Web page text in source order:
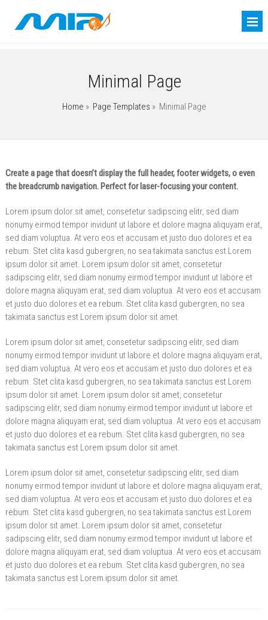
Minimal Page
Home » Page Templates » Minimal Page
Create a page that doesn’t display the full header, footer widgets, o even
the breadcrumb navigation. Perfect for laser-focusing your content.
Lorem ipsum dolor sit amet, consetetur sadipscing elitr, sed diam
nonumy eirmod tempor invidunt ut labore et dolore magna aliquyam erat,
sed diam voluptua. At vero eos et accusam et justo duo dolores et ea
rebum. Stet clita kasd gubergren, no sea takimata sanctus est Lorem
ipsum dolor sit amet. Lorem ipsum dolor sit amet, consetetur
sadipscing elitr, sed diam nonumy eirmod tempor invidunt ut labore et
dolore magna aliquyam erat, sed diam voluptua. At vero eos et accusam
et justo duo dolores et ea rebum. Stet clita kasd gubergren, no sea
takimata sanctus est Lorem ipsum dolor sit amet.
Lorem ipsum dolor sit amet, consetetur sadipscing elitr, sed diam
nonumy eirmod tempor invidunt ut labore et dolore magna aliquyam erat,
sed diam voluptua. At vero eos et accusam et justo duo dolores et ea
rebum. Stet clita kasd gubergren, no sea takimata sanctus est Lorem
ipsum dolor sit amet. Lorem ipsum dolor sit amet, consetetur
sadipscing elitr, sed diam nonumy eirmod tempor invidunt ut labore et
dolore magna aliquyam erat, sed diam voluptua. At vero eos et accusam
et justo duo dolores et ea rebum. Stet clita kasd gubergren, no sea
takimata sanctus est Lorem ipsum dolor sit amet.
Lorem ipsum dolor sit amet, consetetur sadipscing elitr, sed diam
nonumy eirmod tempor invidunt ut labore et dolore magna aliquyam erat,
sed diam voluptua. At vero eos et accusam et justo duo dolores et ea
rebum. Stet clita kasd gubergren, no sea takimata sanctus est Lorem
ipsum dolor sit amet. Lorem ipsum dolor sit amet, consetetur
sadipscing elitr, sed diam nonumy eirmod tempor invidunt ut labore et
dolore magna aliquyam erat, sed diam voluptua. At vero eos et accusam
et justo duo dolores et ea rebum. Stet clita kasd gubergren, no sea
takimata sanctus est Lorem ipsum dolor sit amet.